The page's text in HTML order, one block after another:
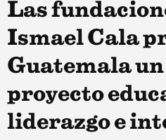
Las
Ismael Cala
Guatemala un
proyecto
liderazgo e